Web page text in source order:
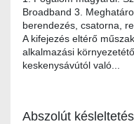
Broadband 3.
berendezés, csatorna,
A kifejezés eltérő
alkalmazási
keskenysávútól való...
Abszolút késleltetés